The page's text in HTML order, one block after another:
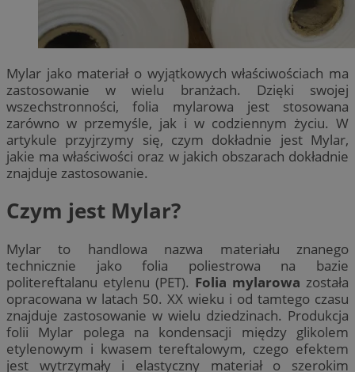
Mylar jako materiał o wyjątkowych właściwościach ma
zastosowanie w wielu branżach. Dzięki swojej
wszechstronności, folia mylarowa jest stosowana
zarówno w przemyśle, jak i w codziennym życiu. W
artykule przyjrzymy się, czym dokładnie jest Mylar,
jakie ma właściwości oraz w jakich obszarach dokładnie
znajduje zastosowanie.
Czym jest Mylar?
Mylar to handlowa nazwa materiału znanego
technicznie jako folia poliestrowa na bazie
politereftalanu etylenu (PET). Folia mylarowa została
opracowana w latach 50. XX wieku i od tamtego czasu
znajduje zastosowanie w wielu dziedzinach. Produkcja
folii Mylar polega na kondensacji między glikolem
etylenowym i kwasem tereftalowym, czego efektem
jest wytrzymały i elastyczny materiał o szerokim